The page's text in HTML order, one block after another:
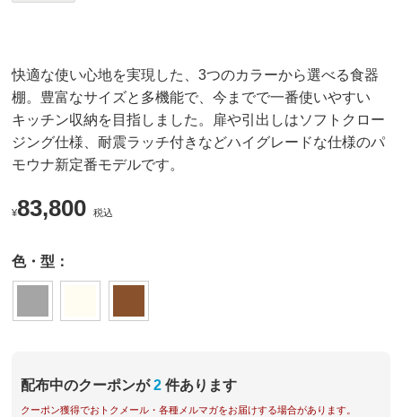
快適な使い心地を実現した、3つのカラーから選べる食器
棚。豊富なサイズと多機能で、今までで一番使いやすい
キッチン収納を目指しました。扉や引出しはソフトクロー
ジング仕様、耐震ラッチ付きなどハイグレードな仕様のパ
モウナ新定番モデルです。
¥83,800 税込
色・型：
配布中のクーポンが 2 件あります
クーポン獲得でおトクメール・各種メルマガをお届けする場合があります。